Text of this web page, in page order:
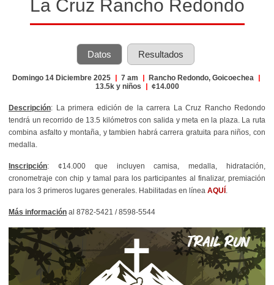
La Cruz Rancho Redondo
Datos Resultados
Domingo 14 Diciembre 2025 | 7 am | Rancho Redondo, Goicoechea
|
13.5k y niños
| ¢14.000
Descripción: La primera edición de la carrera La Cruz Rancho Redondo
tendrá un recorrido de 13.5 kilómetros con salida y meta en la plaza. La ruta
combina asfalto y montaña, y tambien habrá carrera gratuita para niños, con
medalla.
Inscripción: ¢14.000 que incluyen camisa, medalla, hidratación,
cronometraje con chip y tamal para los participantes al finalizar, premiación
para los 3 primeros lugares generales. Habilitadas en línea AQUÍ
Más información al 8782-5421 / 8598-5544